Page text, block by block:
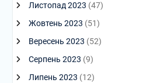
Листопад 2023 (47)
Жовтень 2023 (51)
Вересень 2023 (52)
Серпень 2023 (9)
Липень 2023 (12)